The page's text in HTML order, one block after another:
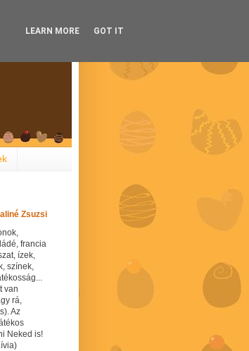
Zsuzsi
francia
ízek,
színek,
van
rá,
Az
Neked is!
LEARN MORE GOT IT